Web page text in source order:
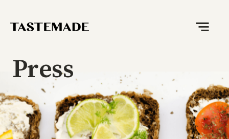
Press
せ